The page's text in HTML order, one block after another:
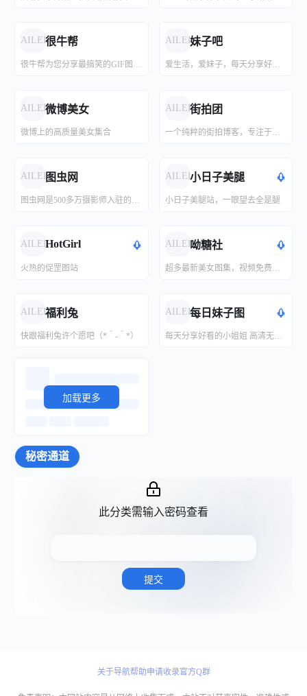
FAILED很牛帮
很牛帮为您分享最搞笑的GIF图片，最精彩的动态图片笑死人的那种！
FAILED妹子吧
爱生活，爱妹子，每天分享好看的小姐姐，高清无水印。
FAILED微博美女
微博上的高质量美女集合
FAILED街拍团
一个纯粹的街拍博客，专注于分享真实好看的街拍作品，提供三里屯/春熙路/太古里等时尚地标的街拍作品。
FAILED图虫网
图虫网是500多万摄影师入驻的优质摄影图片分享社区，下属纪实、风光、人像、生态、黑白、器材、佳能、尼康、宾得等几十个专业摄影社区。海量的照片、相册和图博全部由摄影师共同管理和维护。
FAILED小日子美腿
小日子美腿站，一眼望去全是腿
FAILEDHotGirl
火热的促罡图站
FAILED呦糖社
超多最新美女图集，视频免费下载,欢迎光临！-呦糖社-超多最新美女图集，视频免费下载,欢迎光临！
FAILED福利兔
快跟福利兔许个愿吧（*＾-＾*）
FAILED每日妹子图
每天分享好看的小姐姐 高清无水印
加载更多
COS酱
秘密通道
FAILED
FAILED
极品吃瓜网站
此分类需输入密码查看
提交
关于导航帮助申请收录官方Q群